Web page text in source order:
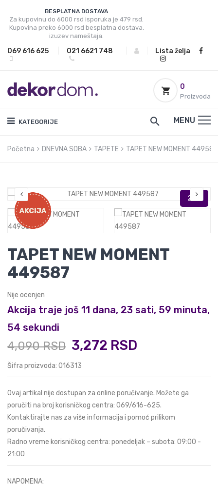
BESPLATNA DOSTAVA
Za kupovinu do 6000 rsd isporuka je 479 rsd.
Kupovina preko 6000 rsd besplatna dostava,
izuzev nameštaja.
069 616 625 021 6621 748 Lista želja
0
Proizvoda
KATEGORIJE MENU
Početna DNEVNA SOBA TAPETE TAPET NEW MOMENT 449587
TAPET NEW MOMENT
449587
Nije ocenjen
Akcija traje još 11 dana, 23 sati, 59 minuta,
53 sekundi
4,090 RSD 3,272 RSD
Šifra proizvoda: 016313
Ovaj artikal nije dostupan za online poručivanje. Možete ga
poručiti na broj korisničkog centra: 069/616-625.
Kontaktirajte nas za više informacija i pomoć prilikom
poručivanja.
Radno vreme korisničkog centra: ponedeljak – subota: 09:00 -
21:00
NAPOMENA: